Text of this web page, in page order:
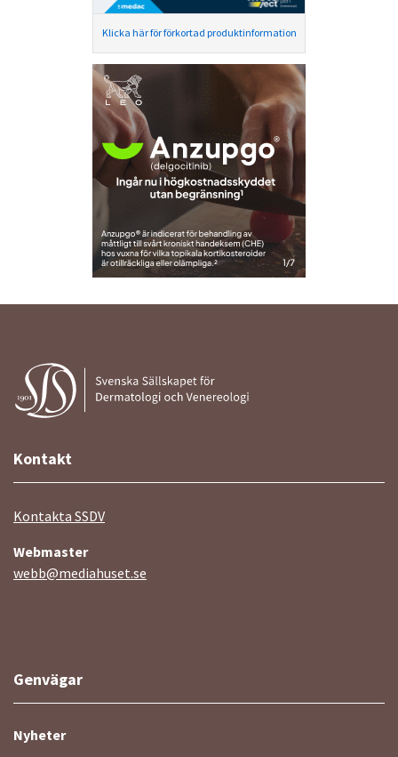
Klicka här för förkortad produktinformation
Kontakt
Kontakta SSDV
Webmaster
webb@mediahuset.se
Genvägar
Nyheter